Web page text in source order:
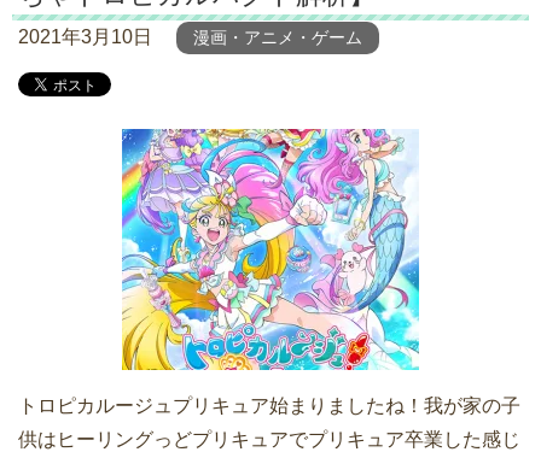
2021年3月10日 漫画・アニメ・ゲーム
トロピカルージュプリキュア始まりましたね！我が家の子
供はヒーリングっどプリキュアでプリキュア卒業した感じ